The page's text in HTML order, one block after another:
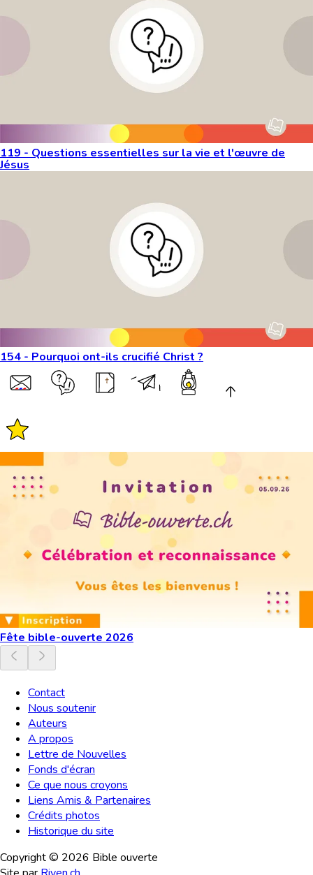
119 - Questions essentielles sur la vie et l'œuvre de
Jésus
154 - Pourquoi ont-ils crucifié Christ ?
Fête bible-ouverte 2026
Contact
Nous soutenir
Auteurs
A propos
Lettre de Nouvelles
Fonds d'écran
Ce que nous croyons
Liens Amis & Partenaires
Crédits photos
Historique du site
Copyright © 2026 Bible ouverte